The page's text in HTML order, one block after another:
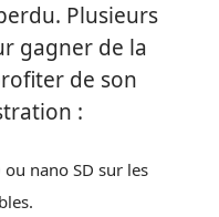
Plusieurs
gagner de la
de son
:
nano SD sur les